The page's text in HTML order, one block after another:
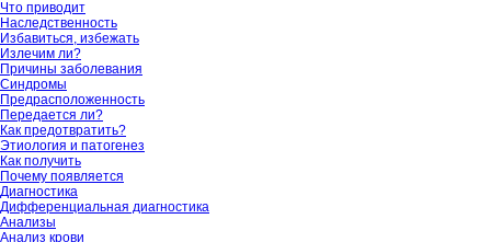
Что приводит
Наследственность
Избавиться, избежать
Излечим ли?
Причины заболевания
Синдромы
Предрасположенность
Передается ли?
Как предотвратить?
Этиология и патогенез
Как получить
Почему появляется
Диагностика
Дифференциальная диагностика
Анализы
Анализ крови